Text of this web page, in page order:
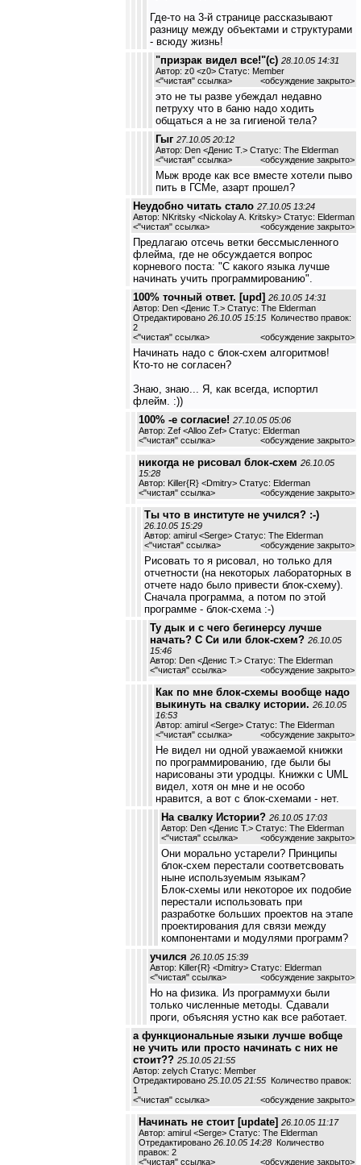
Где-то на 3-й странице рассказывают
разницу между объектами и структурами
- всюду жизнь!
"призрак видел все!"(с) 28.10.05 14:31
Автор: z0 <z0> Статус: Member
<"чистая" ссылка> <обсуждение закрыто>
это не ты разве убеждал недавно
петруху что в баню надо ходить
общаться а не за гигиеной тела?
Гыг 27.10.05 20:12
Автор: Den <Денис Т.> Статус: The Elderman
<"чистая" ссылка> <обсуждение закрыто>
Мыж вроде как все вместе хотели пыво
пить в ГСМе, азарт прошел?
Неудобно читать стало 27.10.05 13:24
Автор: NKritsky <Nickolay A. Kritsky> Статус: Elderman
<"чистая" ссылка> <обсуждение закрыто>
Предлагаю отсечь ветки бессмысленного
флейма, где не обсуждается вопрос
корневого поста: "С какого языка лучше
начинать учить программированию".
100% точный ответ. [upd] 26.10.05 14:31
Автор: Den <Денис Т.> Статус: The Elderman
Отредактировано 26.10.05 15:15 Количество правок:
2
<"чистая" ссылка> <обсуждение закрыто>
Начинать надо с блок-схем алгоритмов!
Кто-то не согласен?
Знаю, знаю... Я, как всегда, испортил
флейм. :))
100% -е согласие! 27.10.05 05:06
Автор: Zef <Alloo Zef> Статус: Elderman
<"чистая" ссылка> <обсуждение закрыто>
никогда не рисовал блок-схем 26.10.05
15:28
Автор: Killer{R} <Dmitry> Статус: Elderman
<"чистая" ссылка> <обсуждение закрыто>
Ты что в институте не учился? :-)
26.10.05 15:29
Автор: amirul <Serge> Статус: The Elderman
<"чистая" ссылка> <обсуждение закрыто>
Рисовать то я рисовал, но только для
отчетности (на некоторых лабораторных в
отчете надо было привести блок-схему).
Сначала программа, а потом по этой
программе - блок-схема :-)
Ту дык и с чего бегинерсу лучше
начать? С Си или блок-схем? 26.10.05
15:46
Автор: Den <Денис Т.> Статус: The Elderman
<"чистая" ссылка> <обсуждение закрыто>
Как по мне блок-схемы вообще надо
выкинуть на свалку истории. 26.10.05
16:53
Автор: amirul <Serge> Статус: The Elderman
<"чистая" ссылка> <обсуждение закрыто>
Не видел ни одной уважаемой книжки
по программированию, где были бы
нарисованы эти уродцы. Книжки с UML
видел, хотя он мне и не особо
нравится, а вот с блок-схемами - нет.
На свалку Истории? 26.10.05 17:03
Автор: Den <Денис Т.> Статус: The Elderman
<"чистая" ссылка> <обсуждение закрыто>
Они морально устарели? Принципы
блок-схем перестали соответсвовать
ныне используемым языкам?
Блок-схемы или некоторое их подобие
перестали использовать при
разработке больших проектов на этапе
проектирования для связи между
компонентами и модулями программ?
учился 26.10.05 15:39
Автор: Killer{R} <Dmitry> Статус: Elderman
<"чистая" ссылка> <обсуждение закрыто>
Но на физика. Из программухи были
только численные методы. Сдавали
проги, объясняя устно как все работает.
а функциональные языки лучше вобще
не учить или просто начинать с них не
стоит?? 25.10.05 21:55
Автор: zelych Статус: Member
Отредактировано 25.10.05 21:55 Количество правок:
1
<"чистая" ссылка> <обсуждение закрыто>
Начинать не стоит [update] 26.10.05 11:17
Автор: amirul <Serge> Статус: The Elderman
Отредактировано 26.10.05 14:28 Количество
правок: 2
<"чистая" ссылка> <обсуждение закрыто>